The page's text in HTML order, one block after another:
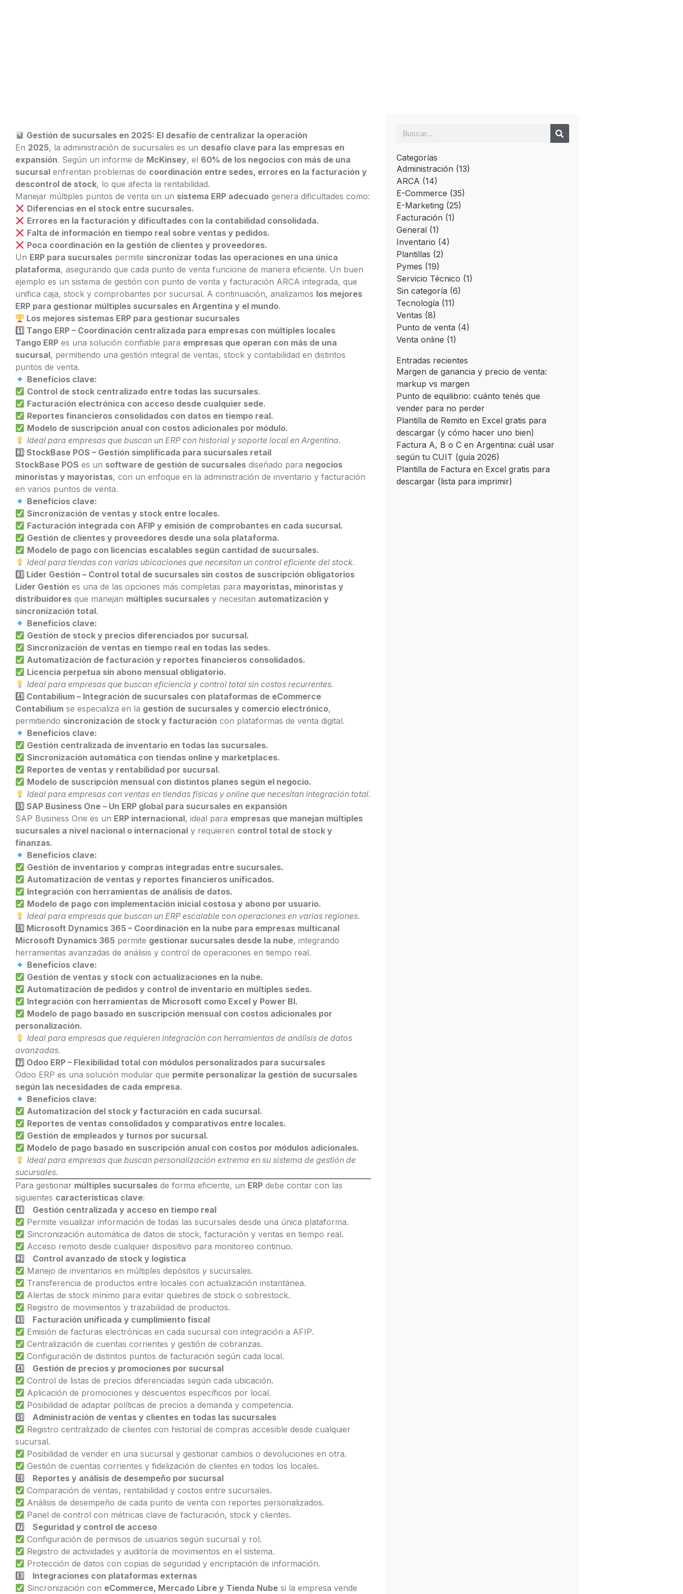
Gestión de sucursales en 2025: El desafío de centralizar la operación
En 2025, la administración de sucursales es un desafío clave para las empresas en
expansión. Según un informe de McKinsey, el 60% de los negocios con más de una
sucursal enfrentan problemas de coordinación entre sedes, errores en la facturación y
descontrol de stock, lo que afecta la rentabilidad.
Manejar múltiples puntos de venta sin un sistema ERP adecuado genera dificultades como:
Diferencias en el stock entre sucursales.
Errores en la facturación y dificultades con la contabilidad consolidada.
Falta de información en tiempo real sobre ventas y pedidos.
Poca coordinación en la gestión de clientes y proveedores.
Un ERP para sucursales permite sincronizar todas las operaciones en una única
plataforma, asegurando que cada punto de venta funcione de manera eficiente. Un buen
ejemplo es un sistema de gestión con punto de venta y facturación ARCA integrada, que
unifica caja, stock y comprobantes por sucursal. A continuación, analizamos los mejores
ERP para gestionar múltiples sucursales en Argentina y el mundo.
Los mejores sistemas ERP para gestionar sucursales
1️ Tango ERP – Coordinación centralizada para empresas con múltiples locales
Tango ERP es una solución confiable para empresas que operan con más de una
sucursal, permitiendo una gestión integral de ventas, stock y contabilidad en distintos
puntos de venta.
Beneficios clave:
Control de stock centralizado entre todas las sucursales.
Facturación electrónica con acceso desde cualquier sede.
Reportes financieros consolidados con datos en tiempo real.
Modelo de suscripción anual con costos adicionales por módulo.
Ideal para empresas que buscan un ERP con historial y soporte local en Argentina.
2️ StockBase POS – Gestión simplificada para sucursales retail
StockBase POS es un software de gestión de sucursales diseñado para negocios
minoristas y mayoristas, con un enfoque en la administración de inventario y facturación
en varios puntos de venta.
Beneficios clave:
Sincronización de ventas y stock entre locales.
Facturación integrada con AFIP y emisión de comprobantes en cada sucursal.
Gestión de clientes y proveedores desde una sola plataforma.
Modelo de pago con licencias escalables según cantidad de sucursales.
Ideal para tiendas con varias ubicaciones que necesitan un control eficiente del stock.
3️ Líder Gestión – Control total de sucursales sin costos de suscripción obligatorios
Líder Gestión es una de las opciones más completas para mayoristas, minoristas y
distribuidores que manejan múltiples sucursales y necesitan automatización y
sincronización total.
Beneficios clave:
Gestión de stock y precios diferenciados por sucursal.
Sincronización de ventas en tiempo real en todas las sedes.
Automatización de facturación y reportes financieros consolidados.
Licencia perpetua sin abono mensual obligatorio.
Ideal para empresas que buscan eficiencia y control total sin costos recurrentes.
4️ Contabilium – Integración de sucursales con plataformas de eCommerce
Contabilium se especializa en la gestión de sucursales y comercio electrónico,
permitiendo sincronización de stock y facturación con plataformas de venta digital.
Beneficios clave:
Gestión centralizada de inventario en todas las sucursales.
Sincronización automática con tiendas online y marketplaces.
Reportes de ventas y rentabilidad por sucursal.
Modelo de suscripción mensual con distintos planes según el negocio.
Ideal para empresas con ventas en tiendas físicas y online que necesitan integración total.
5️ SAP Business One – Un ERP global para sucursales en expansión
SAP Business One es un ERP internacional, ideal para empresas que manejan múltiples
sucursales a nivel nacional o internacional y requieren control total de stock y
finanzas.
Beneficios clave:
Gestión de inventarios y compras integradas entre sucursales.
Automatización de ventas y reportes financieros unificados.
Integración con herramientas de análisis de datos.
Modelo de pago con implementación inicial costosa y abono por usuario.
Ideal para empresas que buscan un ERP escalable con operaciones en varias regiones.
6️ Microsoft Dynamics 365 – Coordinación en la nube para empresas multicanal
Microsoft Dynamics 365 permite gestionar sucursales desde la nube, integrando
herramientas avanzadas de análisis y control de operaciones en tiempo real.
Beneficios clave:
Gestión de ventas y stock con actualizaciones en la nube.
Automatización de pedidos y control de inventario en múltiples sedes.
Integración con herramientas de Microsoft como Excel y Power BI.
Modelo de pago basado en suscripción mensual con costos adicionales por
personalización.
Ideal para empresas que requieren integración con herramientas de análisis de datos
avanzadas.
7️ Odoo ERP – Flexibilidad total con módulos personalizados para sucursales
Odoo ERP es una solución modular que permite personalizar la gestión de sucursales
según las necesidades de cada empresa.
Beneficios clave:
Automatización del stock y facturación en cada sucursal.
Reportes de ventas consolidados y comparativos entre locales.
Gestión de empleados y turnos por sucursal.
Modelo de pago basado en suscripción anual con costos por módulos adicionales.
Ideal para empresas que buscan personalización extrema en su sistema de gestión de
sucursales.
Para gestionar múltiples sucursales de forma eficiente, un ERP debe contar con las
siguientes características clave:
1️ Gestión centralizada y acceso en tiempo real
Permite visualizar información de todas las sucursales desde una única plataforma.
Sincronización automática de datos de stock, facturación y ventas en tiempo real.
Acceso remoto desde cualquier dispositivo para monitoreo continuo.
2️ Control avanzado de stock y logística
Manejo de inventarios en múltiples depósitos y sucursales.
Transferencia de productos entre locales con actualización instantánea.
Alertas de stock mínimo para evitar quiebres de stock o sobrestock.
Registro de movimientos y trazabilidad de productos.
3️ Facturación unificada y cumplimiento fiscal
Emisión de facturas electrónicas en cada sucursal con integración a AFIP.
Centralización de cuentas corrientes y gestión de cobranzas.
Configuración de distintos puntos de facturación según cada local.
4️ Gestión de precios y promociones por sucursal
Control de listas de precios diferenciadas según cada ubicación.
Aplicación de promociones y descuentos específicos por local.
Posibilidad de adaptar políticas de precios a demanda y competencia.
5️ Administración de ventas y clientes en todas las sucursales
Registro centralizado de clientes con historial de compras accesible desde cualquier
sucursal.
Posibilidad de vender en una sucursal y gestionar cambios o devoluciones en otra.
Gestión de cuentas corrientes y fidelización de clientes en todos los locales.
6️ Reportes y análisis de desempeño por sucursal
Comparación de ventas, rentabilidad y costos entre sucursales.
Análisis de desempeño de cada punto de venta con reportes personalizados.
Panel de control con métricas clave de facturación, stock y clientes.
7️ Seguridad y control de acceso
Configuración de permisos de usuarios según sucursal y rol.
Registro de actividades y auditoría de movimientos en el sistema.
Protección de datos con copias de seguridad y encriptación de información.
8️ Integraciones con plataformas externas
Sincronización con eCommerce, Mercado Libre y Tienda Nube si la empresa vende
Categorías
Administración (13)
ARCA (14)
E-Commerce (35)
E-Marketing (25)
Facturación (1)
General(1)
Inventario (4)
Plantillas (2)
Pymes (19)
Servicio Técnico (1)
Sin categoría (6)
Tecnología (11)
Ventas (8)
Punto de venta (4)
Venta online (1)
Entradas recientes
Margen de ganancia y precio de venta:
markup vs margen
Punto de equilibrio: cuánto tenés que
vender para no perder
Plantilla de Remito en Excel gratis para
descargar (y cómo hacer uno bien)
Factura A, B o C en Argentina: cuál usar
según tu CUIT (guía 2026)
Plantilla de Factura en Excel gratis para
descargar (lista para imprimir)